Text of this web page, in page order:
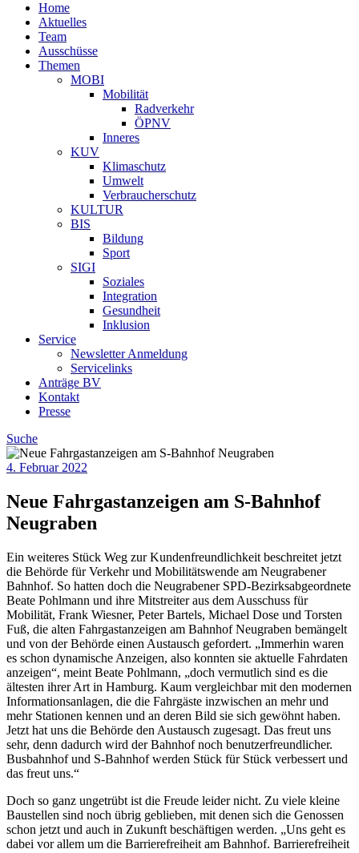
Home
Aktuelles
Team
Ausschüsse
Themen
MOBI
Mobilität
Radverkehr
ÖPNV
Inneres
KUV
Klimaschutz
Umwelt
Verbraucherschutz
KULTUR
BIS
Bildung
Sport
SIGI
Soziales
Integration
Gesundheit
Inklusion
Service
Newsletter Anmeldung
Servicelinks
Anträge BV
Kontakt
Presse
Suche
4. Februar 2022
Neue Fahrgastanzeigen am S-Bahnhof
Neugraben
Ein weiteres Stück Weg zur Kundenfreundlichkeit beschreitet jetzt
die Behörde für Verkehr und Mobilitätswende am Neugrabener
Bahnhof. So hatten doch die Neugrabener SPD-Bezirksabgeordnete
Beate Pohlmann und ihre Mitstreiter aus dem Ausschuss für
Mobilität, Frank Wiesner, Peter Bartels, Michael Dose und Torsten
Fuß, die alten Fahrgastanzeigen am Bahnhof Neugraben bemängelt
und von der Behörde einen Austausch gefordert. „Immerhin waren
es schon dynamische Anzeigen, also konnten sie aktuelle Fahrdaten
anzeigen“, meint Beate Pohlmann, „doch vermutlich sind es die
ältesten ihrer Art in Hamburg. Kaum vergleichbar mit den modernen
Informationsanlagen, die die Fahrgäste inzwischen an mehr und
mehr Stationen kennen und an deren Bild sie sich gewöhnt haben.
Jetzt hat uns die Behörde den Austausch zugesagt. Das freut uns
sehr, denn dadurch wird der Bahnhof noch benutzerfreundlicher.
Busbahnhof und S-Bahnhof werden Stück für Stück verbessert und
das freut uns.“
Doch so ganz ungetrübt ist die Freude leider nicht. Zu viele kleine
Baustellen sind noch übrig geblieben, mit denen sich die Genossen
schon jetzt und auch in Zukunft beschäftigen werden. „Uns geht es
dabei vor allem um die Barrierefreiheit am Bahnhof. Barrierefreiheit